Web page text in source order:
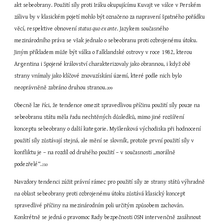
akt sebeobrany. Použití síly proti Iráku okupujícímu Kuvajt ve válce v Perském
zálivu by v klasickém pojetí mohlo být označeno za napravení špatného pořádku
věcí, respektive obnovení status quo ex ante. Jazykem současného
mezinárodního práva se však jednalo o sebeobranu proti ozbrojenému útoku.
Jiným příkladem může být válka o Falklandské ostrovy v roce 1982, kterou
Argentina i Spojené království charakterizovaly jako obrannou, i když obě
strany vnímaly jako klíčové znovuzískání území, které podle nich bylo
neoprávněně zabráno druhou stranou.209
Obecně lze říci, že tendence omezit spravedlivou příčinu použití síly pouze na
sebeobranu státu měla řadu nechtěných důsledků, mimo jiné rozšíření
konceptu sebeobrany o další kategorie. Myšlenková východiska při hodnocení
použití síly zůstávají stejná, ale mění se slovník, protože první použití síly v
konfliktu je – na rozdíl od druhého použití – v současnosti „morálně
podezřelé“.210
Navzdory tendenci zúžit právní rámec pro použití síly ze strany států výhradně
na oblast sebeobrany proti ozbrojenému útoku zůstává klasický koncept
spravedlivé příčiny na mezinárodním poli určitým způsobem zachován.
Konkrétně se jedná o pravomoc Rady bezpečnosti OSN intervenčně zasáhnout